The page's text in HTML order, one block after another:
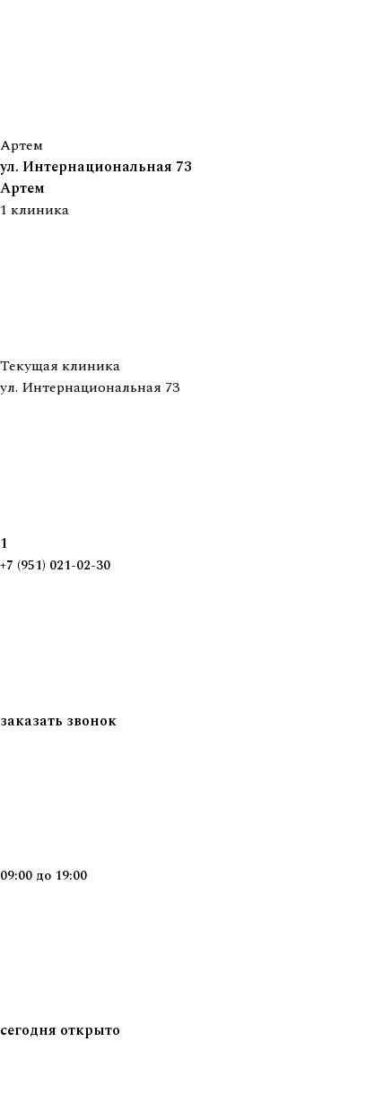
Артем
ул. Интернациональная 73
Артем
1 клиника
Текущая клиника
ул. Интернациональная 73
1
+7 (951) 021-02-30
заказать звонок
09:00 до 19:00
сегодня открыто